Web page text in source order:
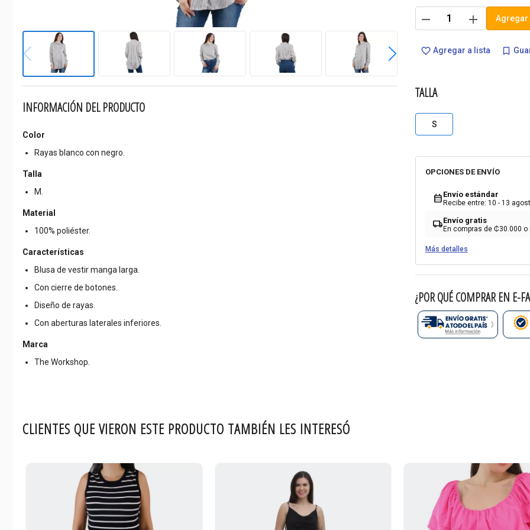
INFORMACIÓN DEL PRODUCTO
Color
Rayas blanco con negro.
Talla
M.
Material
100% poliéster.
Características
Blusa de vestir manga larga.
Con cierre de botones.
Diseño de rayas.
Con aberturas laterales inferiores.
Marca
The Workshop.
remove add
favorite_border Agregar a lista bookmark_border
TALLA
S
OPCIONES DE ENVÍO
calendar_month Envío estándar
Recibe entre: 10 - 13
local_shippingEnvío gratis
En compras de ₡30.000 o
Más detalles
¿POR QUÉ COMPRAR EN E-
CLIENTES QUE VIERON ESTE PRODUCTO TAMBIÉN LES INTERESÓ